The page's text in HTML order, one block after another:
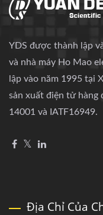
YDS được thành lập
và nhà máy Ho Mao
lập vào năm 1995 tại
sản xuất điện tử hàng
14001 và IATF16949.
Địa Chỉ Của